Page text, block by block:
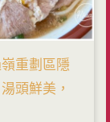
重劃區隱
頭鮮美，